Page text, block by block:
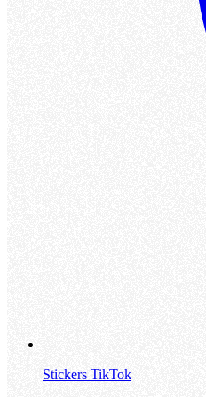
Stickers TikTok